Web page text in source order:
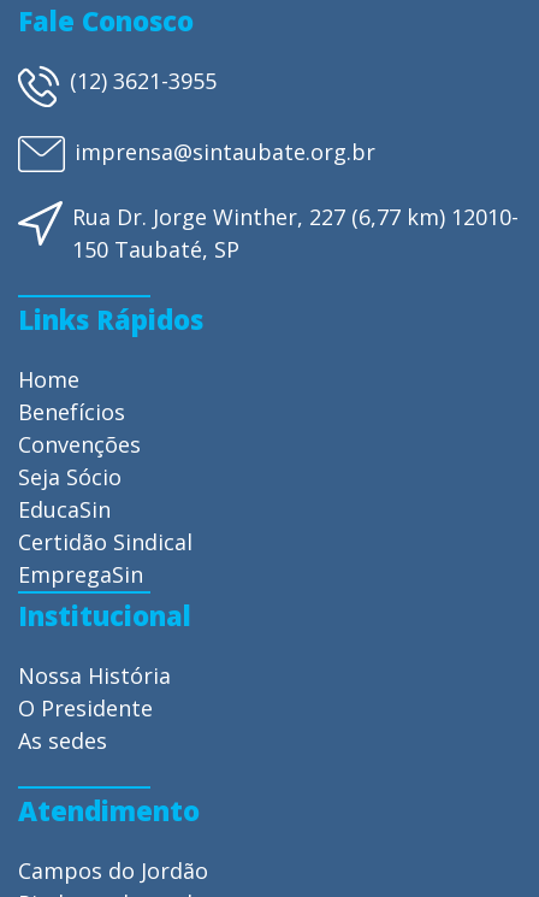
Fale Conosco
(12) 3621-3955
imprensa@sintaubate.org.br
Rua Dr. Jorge Winther, 227 (6,77 km) 12010-
150 Taubaté, SP
Links Rápidos
Home
Benefícios
Convenções
Seja Sócio
EducaSin
Certidão Sindical
EmpregaSin
Institucional
Nossa História
O Presidente
As sedes
Atendimento
Campos do Jordão